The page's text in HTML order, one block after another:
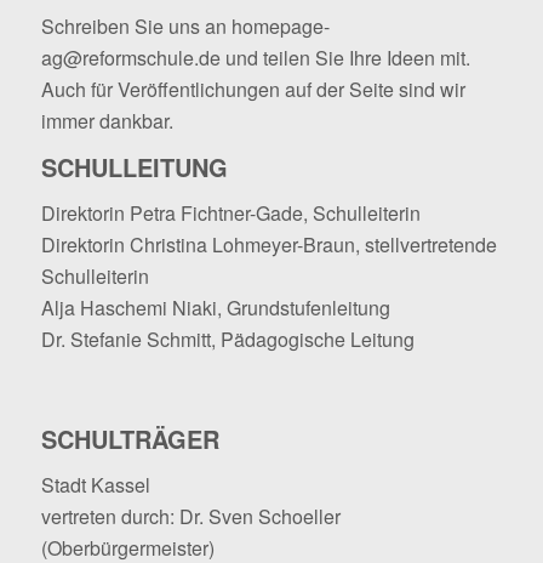
Schreiben Sie uns an homepage-
ag@reformschule.deund teilen Sie Ihre Ideen mit.
Auch für Veröffentlichungen auf der Seite sind wir
immer dankbar.
SCHULLEITUNG
Direktorin Petra Fichtner-Gade, Schulleiterin
Direktorin Christina Lohmeyer-Braun, stellvertretende
Schulleiterin
Alja Haschemi Niaki, Grundstufenleitung
Dr. Stefanie Schmitt, Pädagogische Leitung
SCHULTRÄGER
Stadt Kassel
vertreten durch: Dr. Sven Schoeller
(Oberbürgermeister)